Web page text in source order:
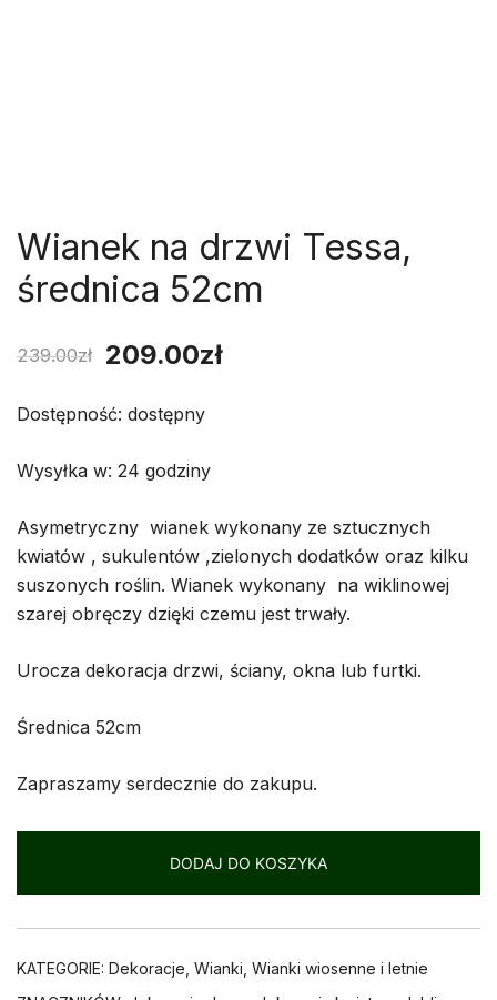
Wianek na drzwi Tessa,
średnica 52cm
239.00zł
Pierwotna
cena
239.00zł.
209.00złAktualna
Dostępność: dostępny
Wysyłka w: 24 godziny
Asymetryczny wianek wykonany ze sztucznych
kwiatów , sukulentów ,zielonych dodatków oraz kilku
suszonych roślin. Wianek wykonany na wiklinowej
szarej obręczy dzięki czemu jest trwały.
Urocza dekoracja drzwi, ściany, okna lub furtki.
Średnica 52cm
Zapraszamy serdecznie do zakupu.
DODAJ DO KOSZYKA
KATEGORIE: Dekoracje Wianki Wianki wiosenne i letnie